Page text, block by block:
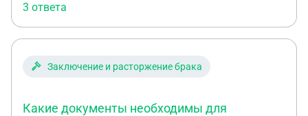
3 ответа
Заключение и расторжение брака
Какие документы необходимы для